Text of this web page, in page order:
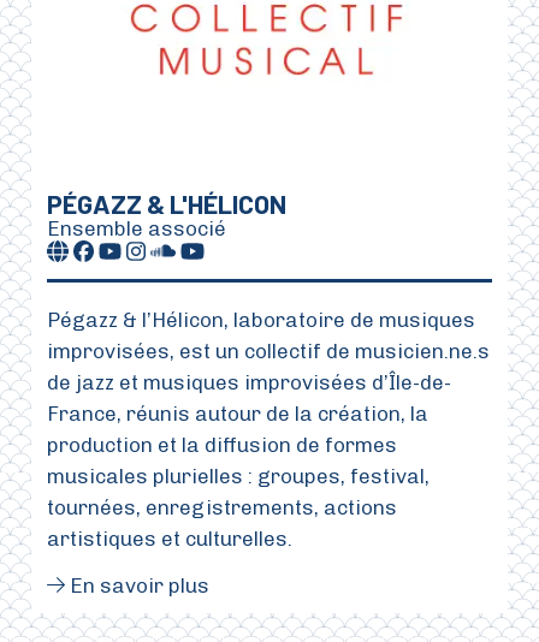
PÉGAZZ & L'HÉLICON
Ensemble associé
Pégazz & l’Hélicon, laboratoire de musiques
improvisées, est un collectif de musicien.ne.s
de jazz et musiques improvisées d’Île-de-
France, réunis autour de la création, la
production et la diffusion de formes
musicales plurielles : groupes, festival,
tournées, enregistrements, actions
artistiques et culturelles.
En savoir plus